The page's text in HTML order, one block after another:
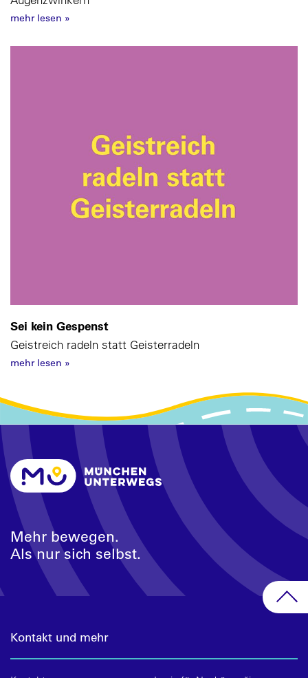
mehr lesen »
Sei kein Gespenst
Geistreich radeln statt Geisterradeln
mehr lesen »
Mehr bewegen.
Als nur sich selbst.
Kontakt und mehr